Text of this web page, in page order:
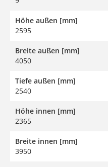
Höhe außen [mm]
2595
Breite außen [mm]
4050
Tiefe außen [mm]
2540
Höhe innen [mm]
2365
Breite innen [mm]
3950